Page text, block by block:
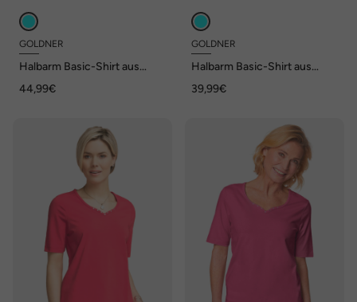
GOLDNER
Halbarm Basic-Shirt aus
44,99€
GOLDNER
Halbarm Basic-Shirt aus
39,99€